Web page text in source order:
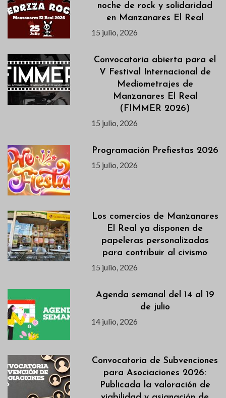
noche de rock y solidaridad
en Manzanares El Real
15 julio, 2026
Convocatoria abierta para el
V Festival Internacional de
Mediometrajes de
Manzanares El Real
(FIMMER 2026)
15 julio, 2026
Programación Prefiestas 2026
15 julio, 2026
Los comercios de Manzanares
El Real ya disponen de
papeleras personalizadas
para contribuir al civismo
15 julio, 2026
Agenda semanal del 14 al 19
de julio
14 julio, 2026
Convocatoria de Subvenciones
para Asociaciones 2026:
Publicada la valoración de